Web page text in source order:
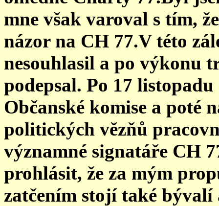
mne však varoval s tím,
názor na CH 77.V této
nesouhlasil a po výkonu
podepsal. Po 17
Občanské komise a poté
politických vězňů
významné signatáře CH
prohlásit, že za mým
zatčením stojí také